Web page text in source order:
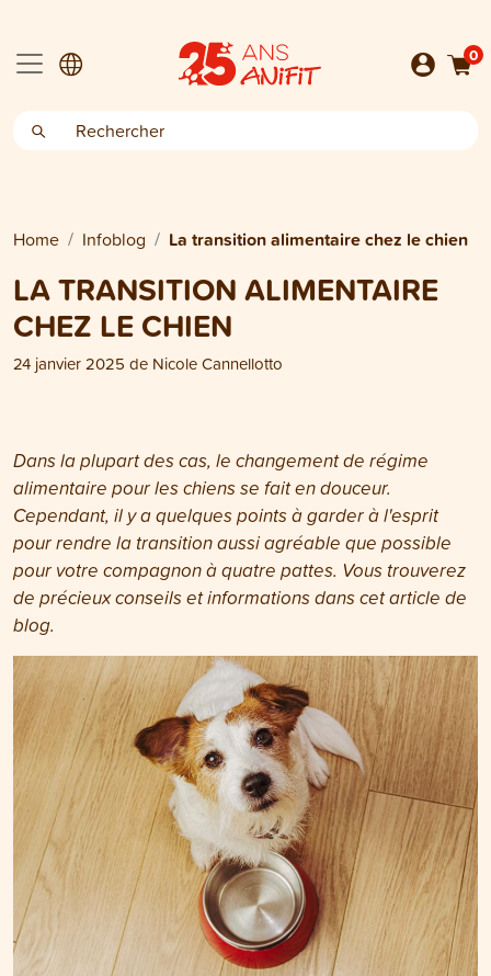
0
Home Infoblog La transition alimentaire chez le chien
LA TRANSITION ALIMENTAIRE
CHEZ LE CHIEN
24 janvier 2025 de Nicole Cannellotto
Dans la plupart des cas, le changement de régime
alimentaire pour les chiens se fait en douceur.
Cependant, il y a quelques points à garder à l'esprit
pour rendre la transition aussi agréable que possible
pour votre compagnon à quatre pattes. Vous trouverez
de précieux conseils et informations dans cet article de
blog.